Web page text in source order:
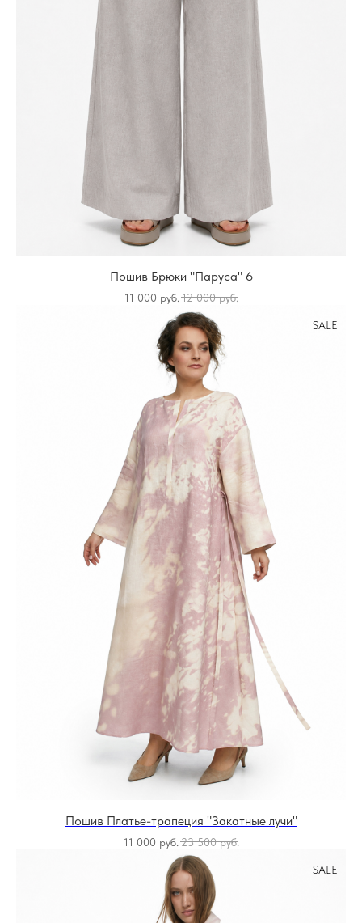
Пошив Брюки "Паруса" 6
11 000 руб. 12 000 руб.
SALE
Пошив Платье-трапеция "Закатные лучи"
11 000 руб.23 500 руб.
SALE